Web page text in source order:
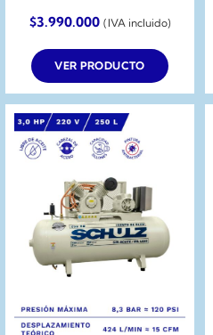
$3.990.000 (IVA incluido)
VER PRODUCTO